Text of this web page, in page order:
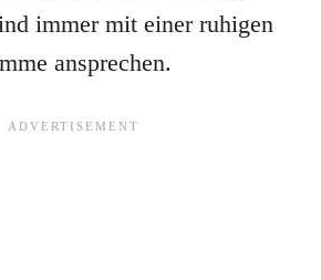
immer mit einer ruhigen
ansprechen.